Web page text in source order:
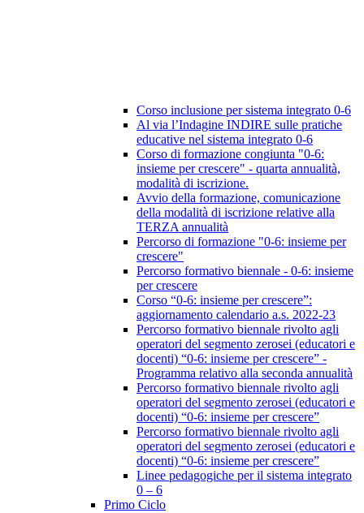
Corso inclusione per sistema integrato 0-6
Al via l’Indagine INDIRE sulle pratiche
educative nel sistema integrato 0-6
Corso di formazione congiunta "0-6:
insieme per crescere" - quarta annualità,
modalità di iscrizione.
Avvio della formazione, comunicazione
della modalità di iscrizione relative alla
TERZA annualità
Percorso di formazione "0-6: insieme per
crescere"
Percorso formativo biennale - 0-6: insieme
per crescere
Corso “0-6: insieme per crescere”:
aggiornamento calendario a.s. 2022-23
Percorso formativo biennale rivolto agli
operatori del segmento zerosei (educatori e
docenti) “0-6: insieme per crescere” -
Programma relativo alla seconda annualità
Percorso formativo biennale rivolto agli
operatori del segmento zerosei (educatori e
docenti) “0-6: insieme per crescere”
Percorso formativo biennale rivolto agli
operatori del segmento zerosei (educatori e
docenti) “0-6: insieme per crescere”
Linee pedagogiche per il sistema integrato
0 – 6
Primo Ciclo